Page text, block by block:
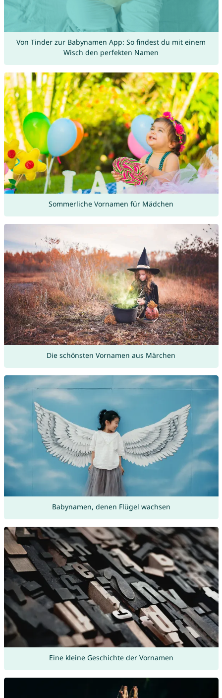
Von Tinder zur Babynamen App: So findest du mit einem
Wisch den perfekten Namen
Sommerliche Vornamen für Mädchen
Die schönsten Vornamen aus Märchen
Babynamen, denen Flügel wachsen
Eine kleine Geschichte der Vornamen